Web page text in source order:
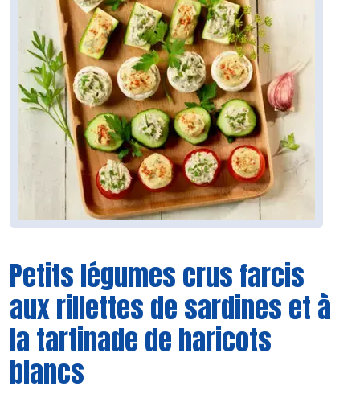
Petits légumes crus farcis
aux rillettes de sardines et à
la tartinade de haricots
blancs